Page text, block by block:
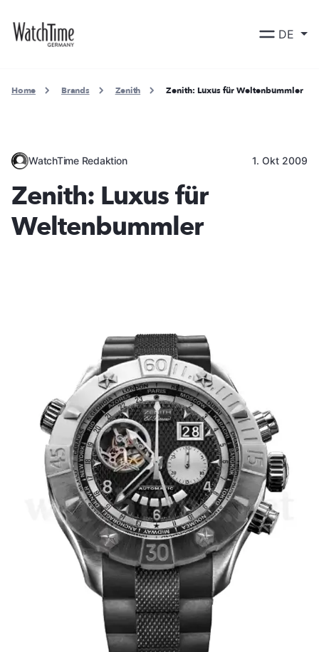
DE
Home Brands Zenith Zenith: Luxus für Weltenbummler
WatchTime Redaktion 1. Okt 2009
Zenith: Luxus für
Weltenbummler